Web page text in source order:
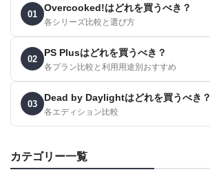
01
Overcooked!はどれを買うべき？
各シリーズ比較と選び方
02
PS Plusはどれを買うべき？
各プラン比較と利用用途別おすすめ
03
Dead by Daylightはどれを買うべき？
各エディション比較
カテゴリー一覧